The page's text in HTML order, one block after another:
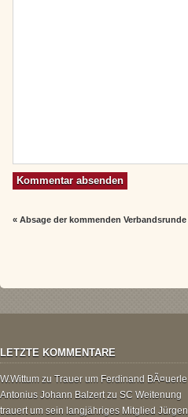
«Absage der kommenden Verbandsrunde
LETZTE KOMMENTARE
W.Wittum zu Trauer um Ferdinand BÃ¤uerle
Antonius Johann Balzertzu SC Weitenung
trauert um sein langjähriges Mitglied Jürgen